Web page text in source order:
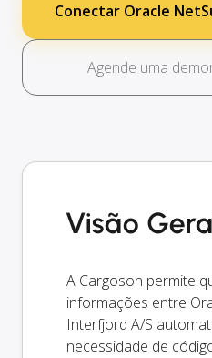
Conectar Oracle
Agende uma
Visão Geral
A Cargoson permite
informações entre
Interfjord A/S
necessidade de